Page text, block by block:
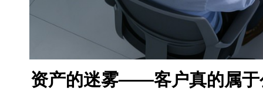
资产的迷雾——客户真的属于